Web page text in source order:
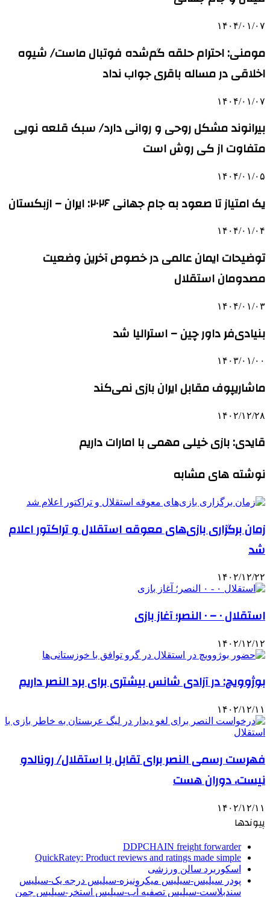
۱۴۰۴/۰۱/۰۷
مومنی: احترام حلقه گم‌شده فوتبال ماست/ شیوه
اخلاقی در مساله باقری جواب نداد
۱۴۰۴/۰۱/۰۷
بیرانوند مشکل روحی و روانی دارد/ سبک قلعه نویی
متفاوت از کی روش است
۱۴۰۴/۰۱/۰۵
یک امتیاز تا صعود به جام جهانی ۲۰۲۶: ایران – ازبکستان
۱۴۰۴/۰۱/۰۴
توضیحات ایمان عالمی در خصوص آخرین وضعیت
مصدومان استقلال
۱۴۰۴/۰۱/۰۳
بنیادی‌فر داور چین – استرالیا شد
۱۴۰۳/۰۱/۰۰
ماشاریپوف مقابل ایران بازی نمی‌کند
۱۴۰۲/۱۲/۲۸
قایدی: بازی خیلی مهمی با امارات داریم
نوشته های مشابه
زمان برگزاری بازی‌های معوقه استقلال و تراکتور اعلام
شد
۱۴۰۲/۱۲/۲۲
استقلال ۰ – ۰ النصر؛ آغاز بازی
۱۴۰۲/۱۲/۱۲
بوژوویچ: در آزادی شانس بیشتری برای برد النصر داریم
۱۴۰۲/۱۲/۱۱
فهرست رسمی النصر برای تقابل با استقلال/ رونالدو
نیست، دوران هست
۱۴۰۲/۱۲/۱۱
پیوندها
DDPCHAIN freight forwarder
QuickRatey: Product reviews and ratings made simple
اسکوربرد سالن ورزشی
پودر سیلیس-سیلیس میکرونیزه-سیلیس درجه یک-سیلیس
سندبلاست-سیلیس تصفیه آب-سیلیس استخر-سیلیس چمن